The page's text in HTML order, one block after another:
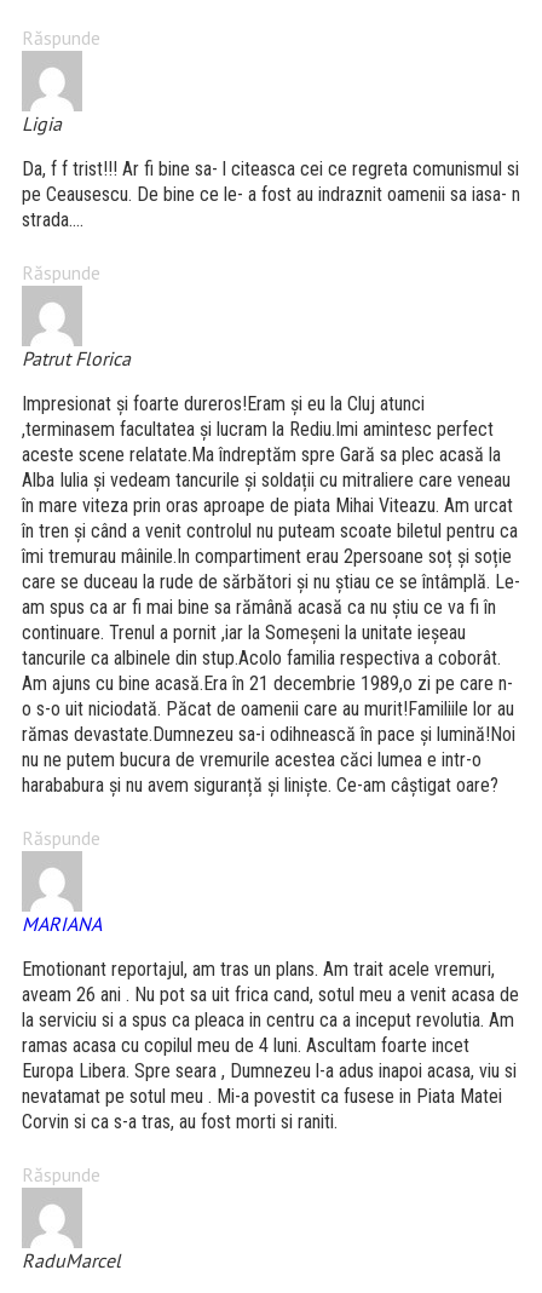
Răspunde
Ligia
Da, f f trist!!! Ar fi bine sa- l citeasca cei ce regreta comunismul si
pe Ceausescu. De bine ce le- a fost au indraznit oamenii sa iasa- n
strada….
Răspunde
Patrut Florica
Impresionat și foarte dureros!Eram și eu la Cluj atunci
,terminasem facultatea și lucram la Rediu.Imi amintesc perfect
aceste scene relatate.Ma îndreptăm spre Gară sa plec acasă la
Alba Iulia și vedeam tancurile și soldații cu mitraliere care veneau
în mare viteza prin oras aproape de piata Mihai Viteazu. Am urcat
în tren și când a venit controlul nu puteam scoate biletul pentru ca
îmi tremurau mâinile.In compartiment erau 2persoane soț și soție
care se duceau la rude de sărbători și nu știau ce se întâmplă. Le-
am spus ca ar fi mai bine sa rămână acasă ca nu știu ce va fi în
continuare. Trenul a pornit ,iar la Someșeni la unitate ieșeau
tancurile ca albinele din stup.Acolo familia respectiva a coborât.
Am ajuns cu bine acasă.Era în 21 decembrie 1989,o zi pe care n-
o s-o uit niciodată. Păcat de oamenii care au murit!Familiile lor au
rămas devastate.Dumnezeu sa-i odihnească în pace și lumină!Noi
nu ne putem bucura de vremurile acestea căci lumea e intr-o
harababura și nu avem siguranță și liniște. Ce-am câștigat oare?
Răspunde
MARIANA
Emotionant reportajul, am tras un plans. Am trait acele vremuri,
aveam 26 ani . Nu pot sa uit frica cand, sotul meu a venit acasa de
la serviciu si a spus ca pleaca in centru ca a inceput revolutia. Am
ramas acasa cu copilul meu de 4 luni. Ascultam foarte incet
Europa Libera. Spre seara , Dumnezeu l-a adus inapoi acasa, viu si
nevatamat pe sotul meu . Mi-a povestit ca fusese in Piata Matei
Corvin si ca s-a tras, au fost morti si raniti.
Răspunde
RaduMarcel